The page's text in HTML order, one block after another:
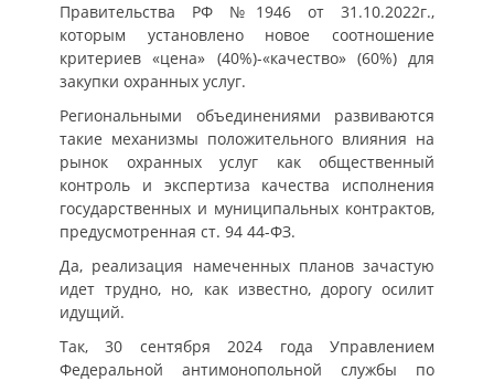
Правительства РФ №1946 от 31.10.2022г.,
которым установлено новое соотношение
критериев «цена» (40%)-«качество» (60%) для
закупки охранных услуг.
Региональными объединениями развиваются
такие механизмы положительного влияния на
рынок охранных услуг как общественный
контроль и экспертиза качества исполнения
государственных и муниципальных контрактов,
предусмотренная ст. 94 44-ФЗ.
Да, реализация намеченных планов зачастую
идет трудно, но, как известно, дорогу осилит
идущий.
Так, 30 сентября 2024 года Управлением
Федеральной антимонопольной службы по